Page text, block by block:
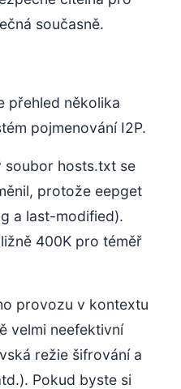
současně.
přehled několika
pojmenování I2P.
soubor hosts.txt se
protože eepget
a last-modified).
400K pro téměř
provozu v kontextu
velmi neefektivní
režie šifrování a
Pokud byste si